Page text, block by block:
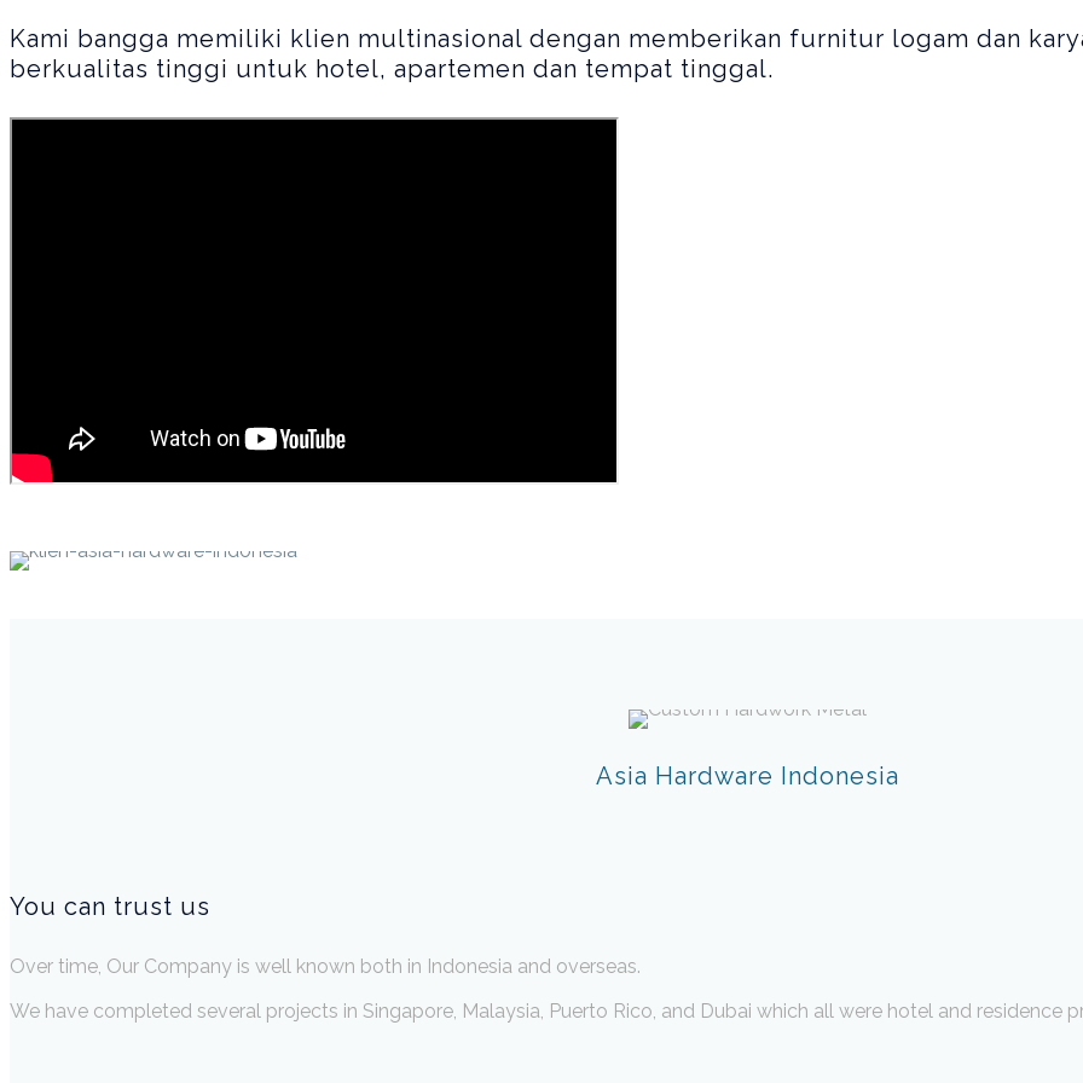
Kami bangga memiliki klien multinasional dengan memberikan furnitur logam dan
berkualitas tinggi untuk hotel, apartemen dan tempat tinggal.
Asia Hardware Indonesia
You can trust us
Over time, Our Company is well known both in Indonesia and overseas.
We have completed several projects in Singapore, Malaysia, Puerto Rico, and Dubai which all were hotel and residence